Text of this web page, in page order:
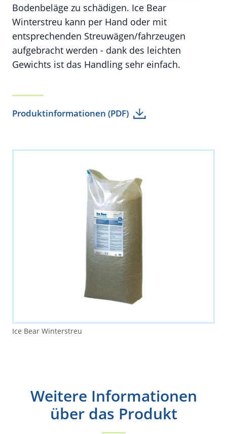
Bodenbeläge zu schädigen. Ice Bear
Winterstreu kann per Hand oder mit
entsprechenden Streuwägen/fahrzeugen
aufgebracht werden - dank des leichten
Gewichts ist das Handling sehr einfach.
Produktinformationen (PDF)
Ice Bear Winterstreu
Weitere Informationen
über das Produkt